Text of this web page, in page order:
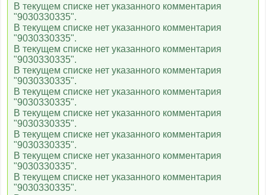
Русский роман
Русский бестселлер
Русский детектив
TV1000
TV1000 Action
В текущем списке нет указанного комментария
"9030330335".
В текущем списке нет указанного комментария
"9030330335".
В текущем списке нет указанного комментария
"9030330335".
В текущем списке нет указанного комментария
"9030330335".
В текущем списке нет указанного комментария
"9030330335".
В текущем списке нет указанного комментария
"9030330335".
В текущем списке нет указанного комментария
"9030330335".
В текущем списке нет указанного комментария
"9030330335".
В текущем списке нет указанного комментария
"9030330335".